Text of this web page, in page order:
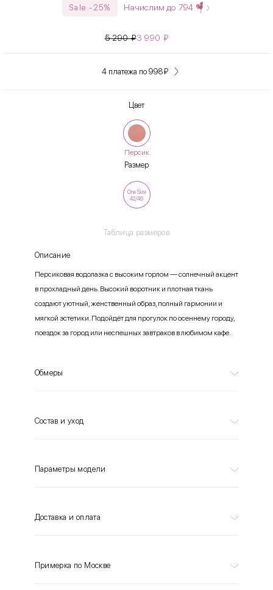
Sale -25% Начислим до 794
5 290₽3 990 ₽
4 платежа по 998₽
Цвет
Персик
Размер
Таблица размеров
One Size
42/46
Описание
Персиковая водолазка с высоким горлом — солнечный акцент
в прохладный день. Высокий воротник и плотная ткань
создают уютный, женственный образ, полный гармонии и
мягкой эстетики. Подойдёт для прогулок по осеннему городу,
поездок за город или неспешных завтраков в любимом кафе.
Обмеры
Состав и уход
Параметры модели
Доставка и оплата
Примерка по Москве